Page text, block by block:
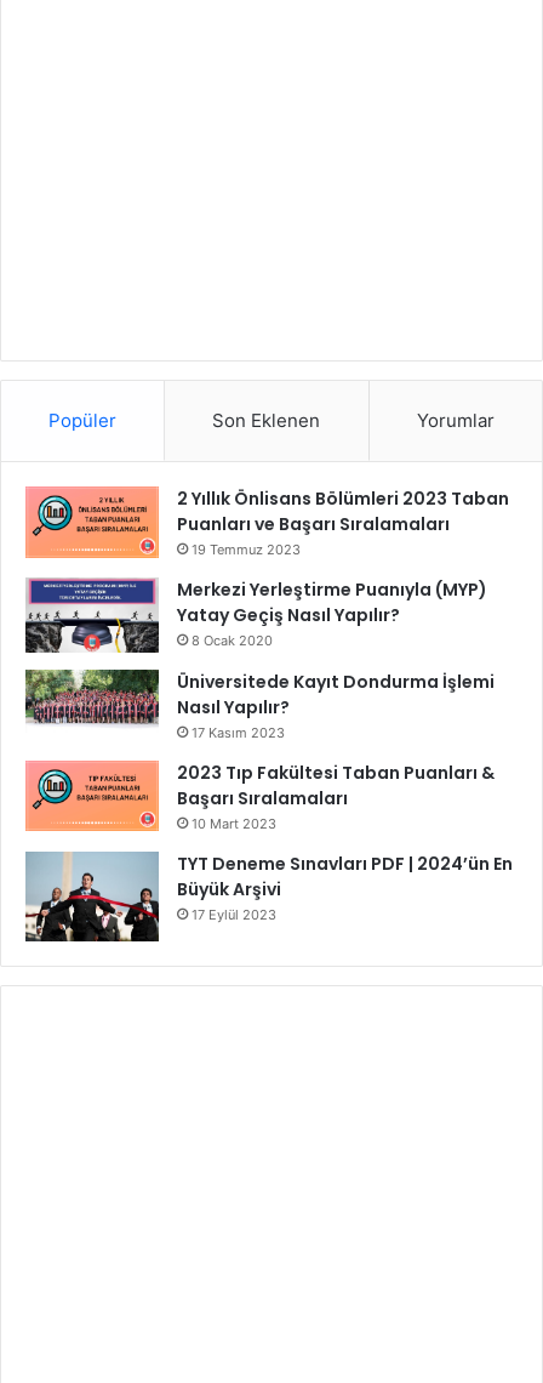
Popüler Son Eklenen Yorumlar
2 Yıllık Önlisans Bölümleri 2023 Taban
Puanları ve Başarı Sıralamaları
19 Temmuz 2023
Merkezi Yerleştirme Puanıyla (MYP)
Yatay Geçiş Nasıl Yapılır?
8 Ocak 2020
Üniversitede Kayıt Dondurma İşlemi
Nasıl Yapılır?
17 Kasım 2023
2023 Tıp Fakültesi Taban Puanları &
Başarı Sıralamaları
10 Mart 2023
TYT Deneme Sınavları PDF | 2024’ün En
Büyük Arşivi
17 Eylül 2023